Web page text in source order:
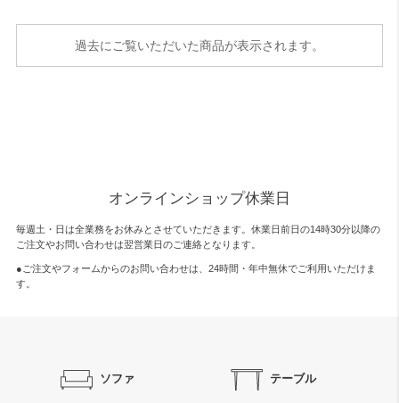
過去にご覧いただいた商品が表示されます。
オンラインショップ休業日
毎週土・日は全業務をお休みとさせていただきます。休業日前日の14時30分以降の
ご注文やお問い合わせは翌営業日のご連絡となります。
●ご注文やフォームからのお問い合わせは、 24時間・年中無休でご利用いただけま
す。
ソファ テーブル